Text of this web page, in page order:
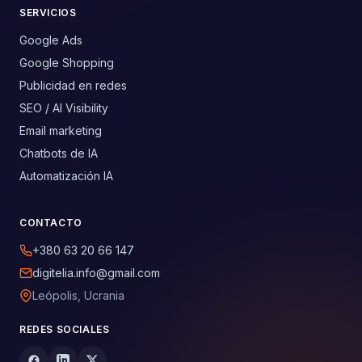
SERVICIOS
Google Ads
Google Shopping
Publicidad en redes
SEO / AI Visibility
Email marketing
Chatbots de IA
Automatización IA
CONTACTO
+380 63 20 66 147
digitelia.info@gmail.com
Leópolis, Ucrania
REDES SOCIALES